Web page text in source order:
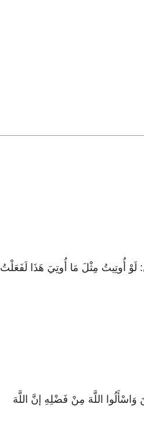
لَوْ أُوتِيتُ مِثْلَ مَا أُوتِيَ هَذَا لَفَعَلْتُ
اللَّهَ مِنْ فَضْلِهِ إنَّ اللَّهَ